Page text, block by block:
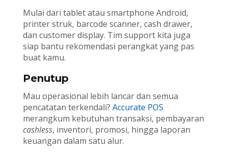
Mulai dari tablet atau smartphone Android,
printer struk, barcode scanner, cash drawer,
dan customer display. Tim support kita juga
siap bantu rekomendasi perangkat yang pas
buat kamu.
Penutup
Mau operasional lebih lancar dan semua
pencatatan terkendali? Accurate POS
merangkum kebutuhan transaksi, pembayaran
cashless, inventori, promosi, hingga laporan
keuangan dalam satu alur.